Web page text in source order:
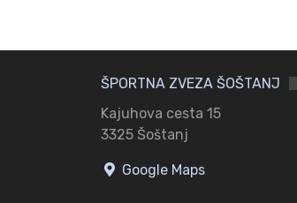
ŠPORTNA ZVEZA ŠOŠTANJ
Kajuhova cesta 15
3325 Šoštanj
Google Maps